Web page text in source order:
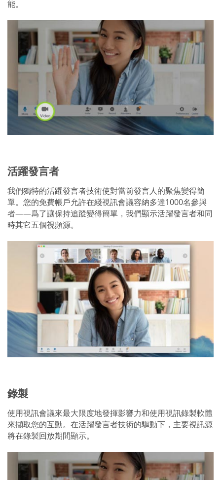
能。
活躍發言者
我們獨特的活躍發言者技術使對當前發言人的聚焦變得簡
單。您的免費帳戶允許在綫視訊會議容納多達1000名參與
者——爲了讓保持追蹤變得簡單，我們顯示活躍發言者和同
時其它五個視頻源。
錄製
使用視訊會議來最大限度地發揮影響力和使用視訊錄製軟體
來擷取您的互動。在活躍發言者技術的驅動下，主要視訊源
將在錄製回放期間顯示。